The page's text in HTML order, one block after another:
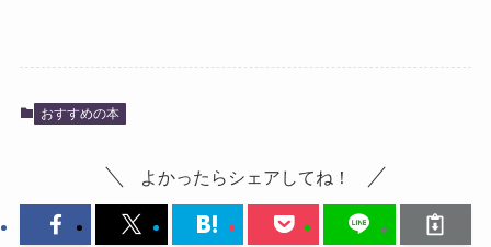
おすすめの本
よかったらシェアしてね！